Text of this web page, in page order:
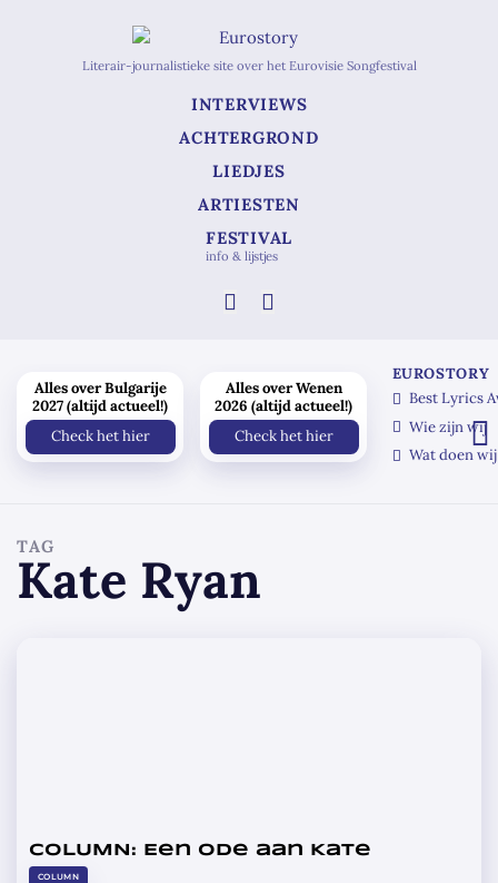
Literair-journalistieke site over het Eurovisie Songfestival
INTERVIEWS
ACHTERGROND
LIEDJES
ARTIESTEN
FESTIVAL
info & lijstjes
TAG
Kate Ryan
COLUMN: Een ode aan Kate
COLUMN
Alles over Bulgarije
2027 (altijd actueel!)
Check het hier
Alles over Wenen
2026 (altijd actueel!)
Check het hier
EUROSTORY
Best Lyrics
Wie zijn wij
Wat doen wij